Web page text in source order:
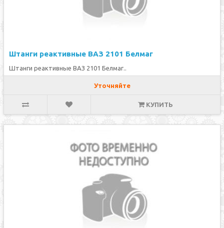
Штанги реактивные ВАЗ 2101 Белмаг
Штанги реактивные ВАЗ 2101 Белмаг..
Уточняйте
КУПИТЬ